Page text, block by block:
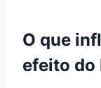
O que
efeito do